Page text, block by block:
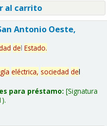
al carrito
Antonio Oeste,
del Estado.
eléctrica, sociedad del
para préstamo: Signatura